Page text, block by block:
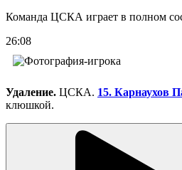
Команда ЦСКА играет в полном
26:08
Удаление. ЦСКА. 15. Карнаухов
клюшкой.